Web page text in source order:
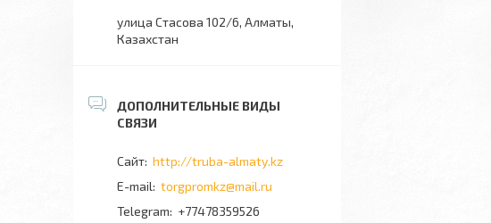
улица Стасова 102/6, Алматы,
Казахстан
http://truba-almaty.kz
torgpromkz@mail.ru
+77478359526